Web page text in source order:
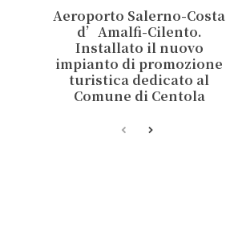
Aeroporto Salerno-Costa
d’Amalfi-Cilento.
Installato il nuovo
impianto di promozione
turistica dedicato al
Comune di Centola